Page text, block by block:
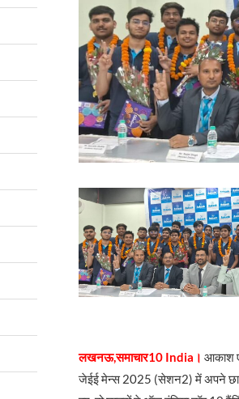
लखनऊ,समाचार10 India। आकाश
जेईई मेन्स 2025 (सेशन2) में अपने